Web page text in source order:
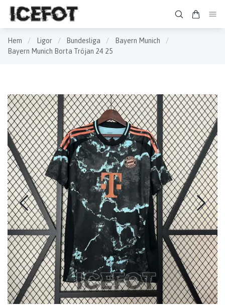
Hem / Ligor / Bundesliga / Bayern Munich
/
Bayern Munich Borta Tröjan 24 25